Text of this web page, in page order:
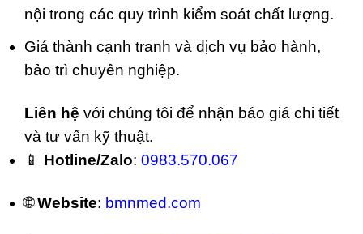
nội trong các quy trình kiểm soát chất lượng.
Giá thành cạnh tranh và dịch vụ bảo hành,
bảo trì chuyên nghiệp.
Liên hệ với chúng tôi để nhận báo giá chi tiết
và tư vấn kỹ thuật.
📱 Hotline/Zalo: 0983.570.067
🌐Website: bmnmed.com